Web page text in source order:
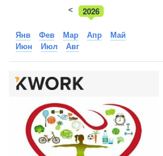
2026
<
Янв Фев Мар Апр
Май
Июн
Июл Авг